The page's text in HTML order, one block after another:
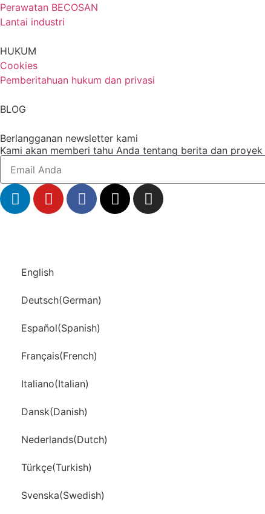
Perawatan BECOSAN
Lantai industri
HUKUM
Cookies
Pemberitahuan hukum dan privasi
BLOG
Berlangganan newsletter kami
Kami akan memberi tahu Anda tentang berita dan
English
Deutsch(German)
Español(Spanish)
Français(French)
Italiano(Italian)
Dansk(Danish)
Nederlands(Dutch)
Türkçe(Turkish)
Svenska(Swedish)